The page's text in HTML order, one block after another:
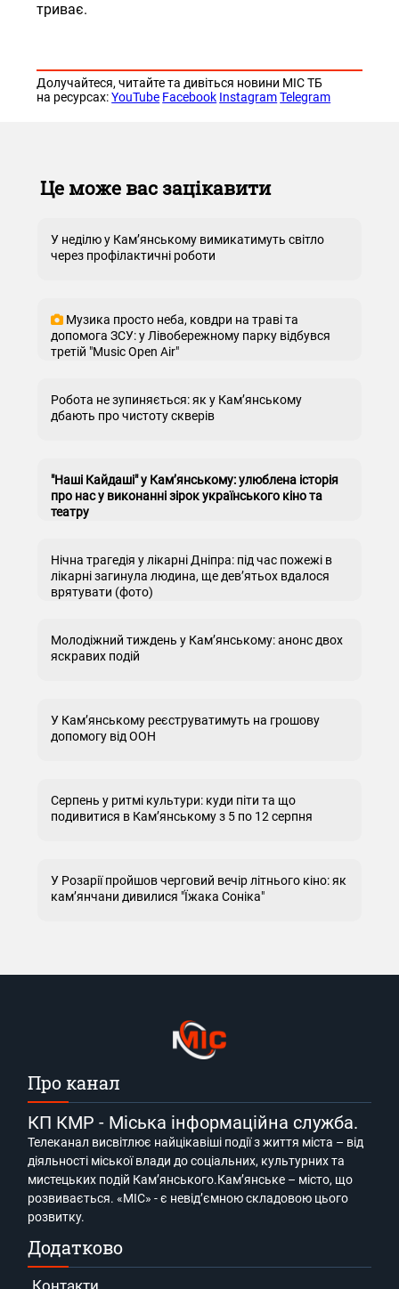
триває.
Долучайтеся, читайте та дивіться новини МІС ТБ
на ресурсах:YouTube Facebook Instagram Telegram
Це може вас зацікавити
У неділю у Кам’янському вимикатимуть світло
через профілактичні роботи
Музика просто неба, ковдри на траві та
допомога ЗСУ: у Лівобережному парку відбувся
третій "Music Open Air"
Робота не зупиняється: як у Кам’янському
дбають про чистоту скверів
"Наші Кайдаші" у Кам’янському: улюблена історія
про нас у виконанні зірок українського кіно та
театру
Нічна трагедія у лікарні Дніпра: під час пожежі в
лікарні загинула людина, ще дев’ятьох вдалося
врятувати (фото)
Молодіжний тиждень у Кам’янському: анонс двох
яскравих подій
У Кам’янському реєструватимуть на грошову
допомогу від ООН
Серпень у ритмі культури: куди піти та що
подивитися в Кам’янському з 5 по 12 серпня
У Розарії пройшов черговий вечір літнього кіно: як
кам’янчани дивилися "Їжака Соніка"
Про канал
КП КМР - Міська інформаційна служба.
Телеканал висвітлює найцікавіші події з життя міста – від
діяльності міської влади до соціальних, культурних та
мистецьких подій Кам’янського.Кам’янське – місто, що
розвивається. «МІС» - є невід’ємною складовою цього
розвитку.
Додатково